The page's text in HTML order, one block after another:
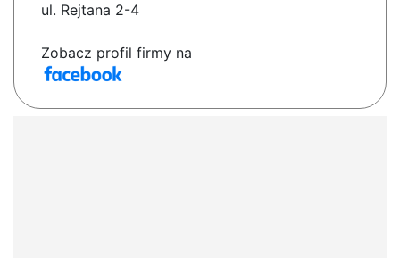
ul. Rejtana 2-4
Zobacz profil firmy na